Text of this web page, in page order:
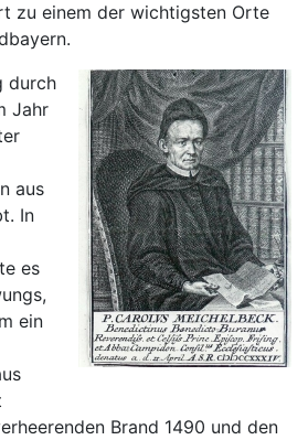
zu einem der wichtigsten Orte
durch
Jahr
aus
In
es
ein
Brand 1490 und den